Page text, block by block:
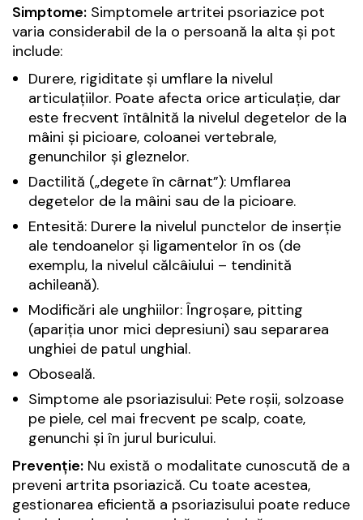
Simptome: Simptomele artritei psoriazice pot
varia considerabil de la o persoană la alta și pot
include:
Durere, rigiditate și umflare la nivelul
articulațiilor. Poate afecta orice articulație, dar
este frecvent întâlnită la nivelul degetelor de la
mâini și picioare, coloanei vertebrale,
genunchilor și gleznelor.
Dactilită („degete în cârnat”): Umflarea
degetelor de la mâini sau de la picioare.
Entesită: Durere la nivelul punctelor de inserție
ale tendoanelor și ligamentelor în os (de
exemplu, la nivelul călcâiului – tendinită
achileană).
Modificări ale unghiilor: Îngroșare, pitting
(apariția unor mici depresiuni) sau separarea
unghiei de patul unghial.
Oboseală.
Simptome ale psoriazisului: Pete roșii, solzoase
pe piele, cel mai frecvent pe scalp, coate,
genunchi și în jurul buricului.
Prevenție: Nu există o modalitate cunoscută de a
preveni artrita psoriazică. Cu toate acestea,
gestionarea eficientă a psoriazisului poate reduce